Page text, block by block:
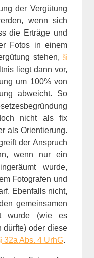
der Vergütung
wenn sich
die Erträge und
Fotos in einem
stehen, §
liegt dann vor,
um 100% von
abweicht. So
nicht als fix
als Orientierung.
der Anspruch
wenn nur ein
wurde,
Fotografen und
Ebenfalls nicht,
gemeinsamen
wurde (wie es
dürfte) oder diese
32a Abs. 4 UrhG.